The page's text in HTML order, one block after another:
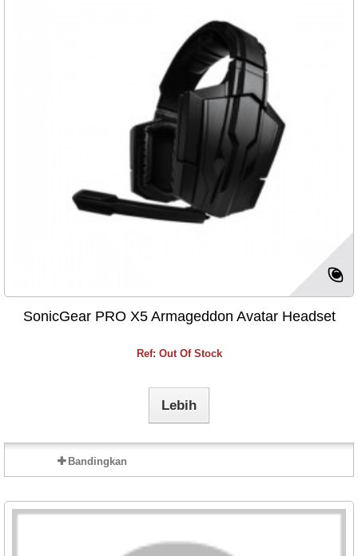
SonicGear PRO X5 Armageddon Avatar Headset
Ref: Out Of Stock
Lebih
Bandingkan